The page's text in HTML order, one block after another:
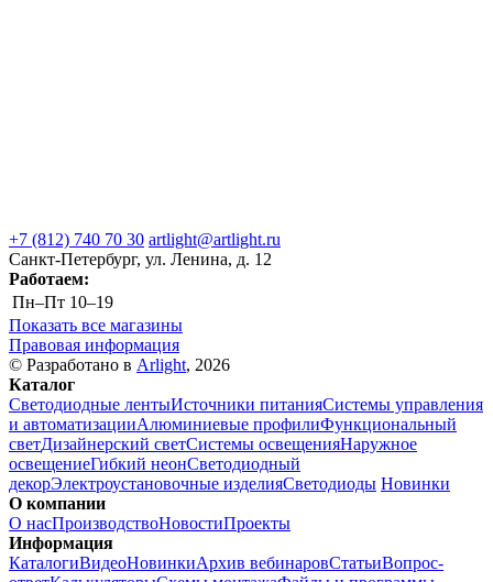
+7 (812) 740 70 30 artlight@artlight.ru
Санкт-Петербург, ул. Ленина, д. 12
Работаем:
Пн–Пт 10–19
Показать все магазины
Правовая информация
© Разработано в Arlight, 2026
Каталог
Светодиодные лентыИсточники питанияСистемы управления
и автоматизацииАлюминиевые профилиФункциональный
светДизайнерский светСистемы освещенияНаружное
освещениеГибкий неонСветодиодный
декорЭлектроустановочные изделияСветодиоды Новинки
О компании
О насПроизводствоНовостиПроекты
Информация
КаталогиВидеоНовинкиАрхив вебинаровСтатьиВопрос-